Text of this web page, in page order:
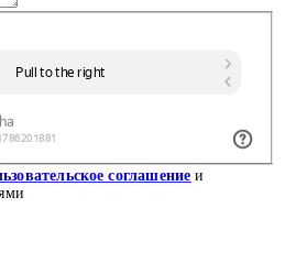
соглашение и